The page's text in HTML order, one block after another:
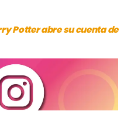
Potter abre su cuenta de